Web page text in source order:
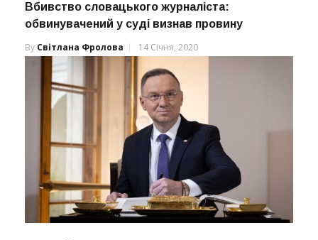
Вбивство словацького журналіста:
обвинувачений у суді визнав провину
By Світлана Фролова 14 Січня, 2020